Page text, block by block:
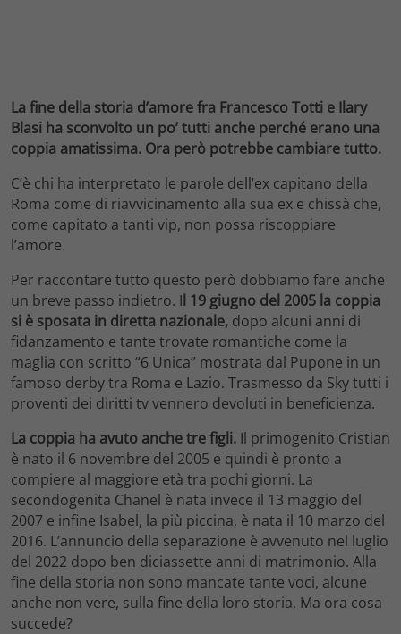
La fine della storia d’amore fra Francesco Totti e Ilary
Blasi ha sconvolto un po’ tutti anche perché erano una
coppia amatissima. Ora però potrebbe cambiare tutto.
C’è chi ha interpretato le parole dell’ex capitano della
Roma come di riavvicinamento alla sua ex e chissà che,
come capitato a tanti vip, non possa riscoppiare
l’amore.
Per raccontare tutto questo però dobbiamo fare anche
un breve passo indietro. Il 19 giugno del 2005 la coppia
si è sposata in diretta nazionale, dopo alcuni anni di
fidanzamento e tante trovate romantiche come la
maglia con scritto “6 Unica” mostrata dal Pupone in un
famoso derby tra Roma e Lazio. Trasmesso da Sky tutti i
proventi dei diritti tv vennero devoluti in beneficienza.
La coppia ha avuto anche tre figli. Il primogenito Cristian
è nato il 6 novembre del 2005 e quindi è pronto a
compiere al maggiore età tra pochi giorni. La
secondogenita Chanel è nata invece il 13 maggio del
2007 e infine Isabel, la più piccina, è nata il 10 marzo del
2016. L’annuncio della separazione è avvenuto nel luglio
del 2022 dopo ben diciassette anni di matrimonio. Alla
fine della storia non sono mancate tante voci, alcune
anche non vere, sulla fine della loro storia. Ma ora cosa
succede?